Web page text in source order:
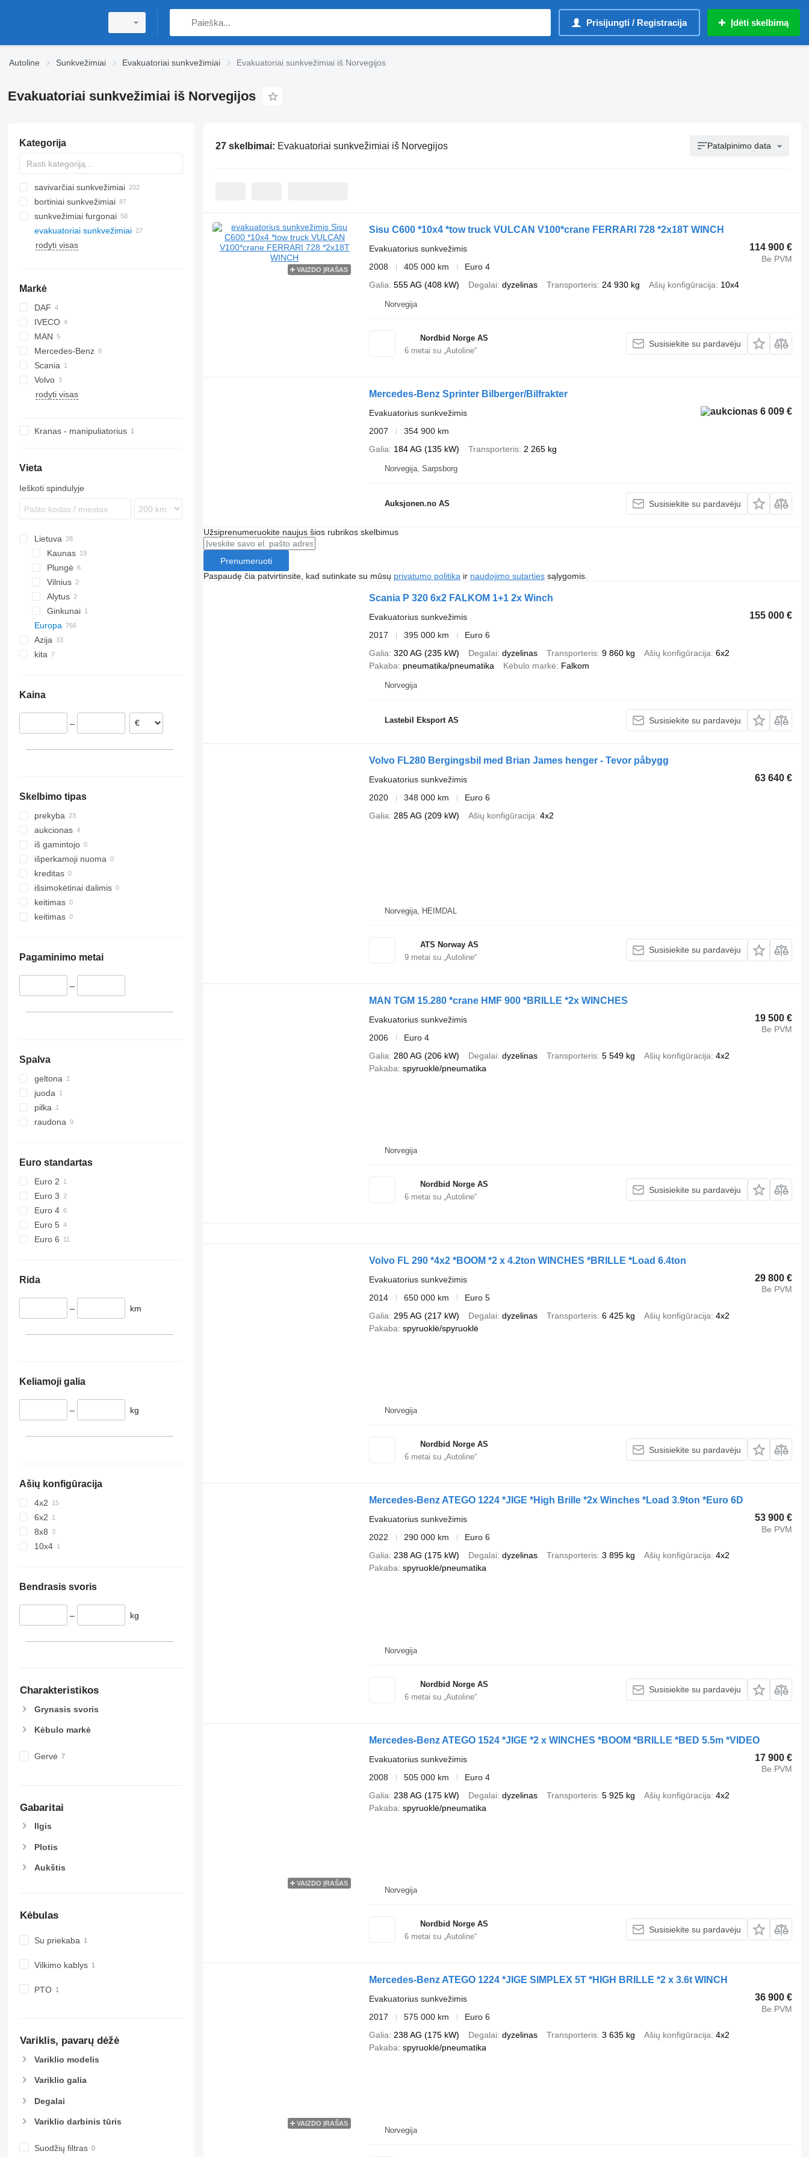
Prisijungti / Registracija Įdėti skelbimą
Autoline Sunkvežimiai Evakuatoriai sunkvežimiai Evakuatoriai sunkvežimiai iš Norvegijos
Evakuatoriai sunkvežimiai iš Norvegijos
Kategorija
savivarčiai sunkvežimiai
bortiniai sunkvežimiai
sunkvežimiai furgonai
evakuatoriai sunkvežimiai
rodyti visas
Markė
DAF
LF
IVECO
Daily
Trakker
MAN
TGL
TGM
Mercedes-Benz
Actros
Atego
Sprinter
Scania
Volvo
FL
rodyti visas
Kranas - manipuliatorius
Vieta
Ieškoti spindulyje
Lietuva
Kaunas
Plungė
Vilnius
Alytus
Ginkunai
Europa
Ispanija
Slovakija
Azija
kita
Čilė
Kaina
–
Skelbimo tipas
prekyba
aukcionas
iš gamintojo
išperkamoji nuoma
kreditas
išsimokėtinai dalimis
keitimas
keitimas
Pagaminimo metai
–
Spalva
geltona
juoda
pilka
raudona
Euro standartas
Euro 2
Euro 3
Euro 4
Euro 5
Euro 6
Rida
– km
Keliamoji galia
– kg
Ašių konfigūracija
4x2
6x2
8x8
10x4
Bendrasis svoris
– kg
Charakteristikos
Grynasis svoris
Kėbulo markė
Gervė
Gabaritai
Ilgis
Plotis
Aukštis
Kėbulas
Su priekaba
Vilkimo kablys
PTO
Variklis, pavarų dėžė
Variklio modelis
Variklio galia
Degalai
Variklio darbinis tūris
Suodžių filtras
27 skelbimai: Evakuatoriai sunkvežimiai iš Norvegijos Patalpinimo data
VAIZDO ĮRAŠAS
Sisu C600 *10x4 *tow truck VULCAN V100*crane FERRARI 728 *2x18T WINCH
114 900 €
Be PVM
Evakuatorius sunkvežimis
2008
405 000 km
Euro 4
Galia 555 AG (408 kW) Degalai dyzelinas Transporteris 24 930 kg Ašių konfigūracija 10x4
Norvegija
Nordbid Norge AS
6metai su „Autoline“
Susisiekite su pardavėju
Mercedes-Benz Sprinter Bilberger/Bilfrakter
6 009 €
Evakuatorius sunkvežimis
2007
354 900 km
Galia
184 AG (135 kW) Transporteris 2 265 kg
Norvegija, Sarpsborg
Auksjonen.no AS Susisiekite su pardavėju
Užsiprenumeruokite naujus šios rubrikos skelbimus
Prenumeruoti
Paspaudę čia patvirtinsite, kad sutinkate su mūsų privatumo politika ir naudojimo sutartiessąlygomis.
Scania P 320 6x2 FALKOM 1+1 2x Winch
155 000 €
Evakuatorius sunkvežimis
2017
395 000 km
Euro 6
Galia 320 AG (235 kW) Degalai dyzelinas Transporteris 9 860 kg Ašių konfigūracija 6x2
Pakaba
pneumatika/pneumatika Kėbulo markė Falkom
Norvegija
Lastebil Eksport AS Susisiekite su pardavėju
Volvo FL280 Bergingsbil med Brian James henger - Tevor påbygg
63 640 €
Evakuatorius sunkvežimis
2020
348 000 km
Euro 6
Galia
285 AG (209 kW) Ašių konfigūracija 4x2
Norvegija, HEIMDAL
ATS Norway AS
9metai su „Autoline“
Susisiekite su pardavėju
MAN TGM 15.280 *crane HMF 900 *BRILLE *2x WINCHES
19 500 €
Be PVM
Evakuatorius sunkvežimis
2006
Euro 4
Galia
280 AG (206 kW) Degalai dyzelinas Transporteris 5 549 kg Ašių konfigūracija 4x2
Pakaba spyruoklė/pneumatika
Norvegija
Nordbid Norge AS
6metai su „Autoline“
Susisiekite su pardavėju
Volvo FL 290 *4x2 *BOOM *2 x 4.2ton WINCHES *BRILLE *Load 6.4ton
29 800 €
Be PVM
Evakuatorius sunkvežimis
2014
650 000 km
Euro 5
Galia
295 AG (217 kW) Degalai dyzelinas Transporteris 6 425 kg Ašių konfigūracija 4x2
Pakaba spyruoklė/spyruoklė
Norvegija
Nordbid Norge AS
6metai su „Autoline“
Susisiekite su pardavėju
Mercedes-Benz ATEGO 1224 *JIGE *High Brille *2x Winches *Load 3.9ton *Euro 6D
53 900 €
Be PVM
Evakuatorius sunkvežimis
2022
290 000 km
Euro 6
Galia 238 AG (175 kW) Degalai dyzelinas Transporteris 3 895 kg Ašių konfigūracija 4x2
Pakaba spyruoklė/pneumatika
Norvegija
Nordbid Norge AS
6metai su „Autoline“
Susisiekite su pardavėju
VAIZDO ĮRAŠAS
Mercedes-Benz ATEGO 1524 *JIGE *2 x WINCHES *BOOM *BRILLE *BED 5.5m *VIDEO
17 900 €
Be PVM
Evakuatorius sunkvežimis
2008
505 000 km
Euro 4
Galia
238 AG (175 kW) Degalai dyzelinas Transporteris 5 925 kg Ašių konfigūracija 4x2
Pakaba spyruoklė/pneumatika
Norvegija
Nordbid Norge AS
6metai su „Autoline“
Susisiekite su pardavėju
VAIZDO ĮRAŠAS
Mercedes-Benz ATEGO 1224 *JIGE SIMPLEX 5T *HIGH BRILLE *2 x 3.6t WINCH
36 900 €
Be PVM
Evakuatorius sunkvežimis
2017
575 000 km
Euro 6
Galia 238 AG (175 kW) Degalai dyzelinas Transporteris 3 635 kg Ašių konfigūracija 4x2
Pakaba spyruoklė/pneumatika
Norvegija